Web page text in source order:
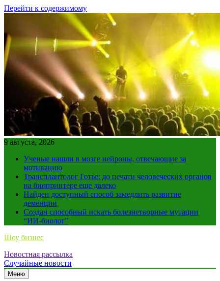
Перейти к содержимому
9 августа, 2026
Ученые нашли в мозге нейроны, отвечающие за
мотивацию
Трансплантолог Готье: до печати человеческих органов
на биопринтере еще далеко
Найден доступный способ замедлить развитие
деменции
Создан способный искать болезнетворные мутации
“ИИ-биолог”
Шоу бизнес
Новостная рассылка
Случайные новости
Меню